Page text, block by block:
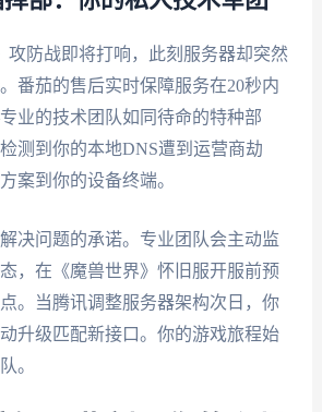
攻防战即将打响，此刻服务器却突然
番茄的售后实时保障服务在20秒内
业的技术团队如同待命的特种部
测到你的本地DNS遭到运营商劫
案到你的设备终端。
决问题的承诺。专业团队会主动监
，在《魔兽世界》怀旧服开服前预
。当腾讯调整服务器架构次日，你
升级匹配新接口。你的游戏旅程始
。